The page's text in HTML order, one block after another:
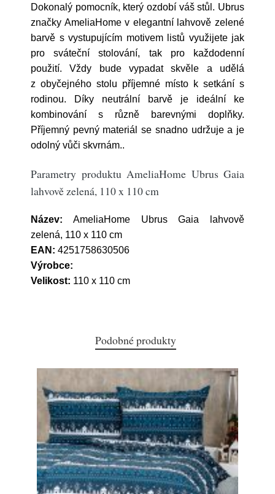
Dokonalý pomocník, který ozdobí váš stůl. Ubrus
značky AmeliaHome v elegantní lahvově zelené
barvě s vystupujícím motivem listů využijete jak
pro sváteční stolování, tak pro každodenní
použití. Vždy bude vypadat skvěle a udělá
z obyčejného stolu příjemné místo k setkání s
rodinou. Díky neutrální barvě je ideální ke
kombinování s různě barevnými doplňky.
Příjemný pevný materiál se snadno udržuje a je
odolný vůči skvrnám..
Parametry produktu AmeliaHome Ubrus Gaia
lahvově zelená, 110 x 110 cm
Název: AmeliaHome Ubrus Gaia lahvově
zelená, 110 x 110 cm
EAN: 4251758630506
Výrobce:
Velikost: 110 x 110 cm
Podobné produkty